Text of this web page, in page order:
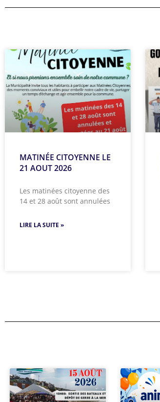
MATINÉE CITOYENNE LE
21 AOUT 2026
Les matinées citoyenne des
14 et 28 août sont annulées
LIRE LA SUITE »